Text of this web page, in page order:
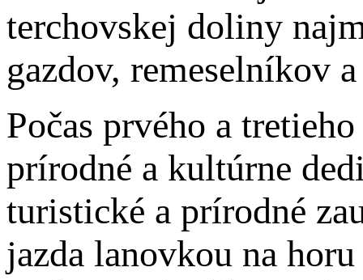
terchovskej doliny
gazdov, remeselníkov
Počas prvého a
prírodné a kultúrne
turistické a prírodné
jazda lanovkou na